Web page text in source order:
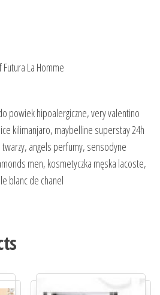
La Homme
powiek hipoalergiczne, very valentino
kilimanjaro, maybelline superstay 24h
angels perfumy, sensodyne
men, kosmetyczka męska lacoste,
blanc de chanel